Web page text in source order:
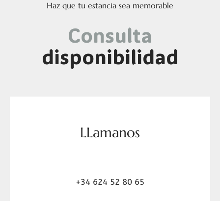
Haz que tu estancia sea memorable
Consulta
disponibilidad
LLamanos
+34 624 52 80 65